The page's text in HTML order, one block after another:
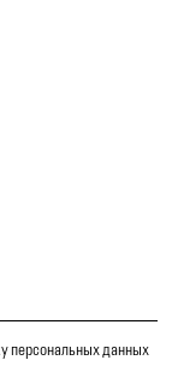
персональных данных